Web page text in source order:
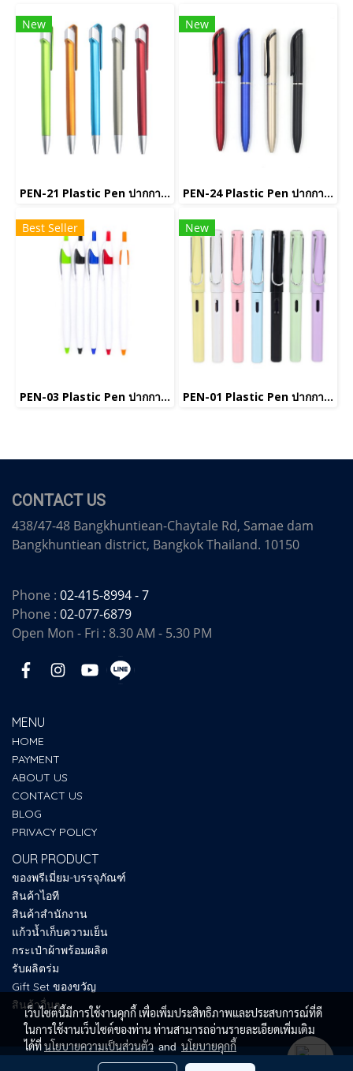
New
PEN-21 Plastic Pen ปากกาพลาสติก(copy)(copy)
New
PEN-24 Plastic Pen ปากกาพลาสติก(copy)(copy)
Best Seller
PEN-03 Plastic Pen ปากกาพลาสติก
New
PEN-01 Plastic Pen ปากกาพลาสติก(copy)(copy)
CONTACT US
438/47-48 Bangkhuntiean-Chaytale Rd, Samae dam
Bangkhuntiean district, Bangkok Thailand. 10150
Phone : 02-415-8994 - 7
Phone : 02-077-6879
Open Mon - Fri : 8.30 AM - 5.30 PM
MENU
HOME
PAYMENT
ABOUT US
CONTACT US
BLOG
PRIVACY POLICY
OUR PRODUCT
ของพรีเมี่ยม-บรรจุภัณฑ์
สินค้าไอที
สินค้าสำนักงาน
แก้วน้ำเก็บความเย็น
กระเป๋าผ้าพร้อมผลิต
รับผลิตร่ม
Gift Set ของขวัญ
สินค้าอื่นๆ
Copy right by SUM UP PREMIUM 2025
เว็บไซต์นี้มีการใช้งานคุกกี้ เพื่อเพิ่มประสิทธิภาพและประสบการณ์ที่ดี
ในการใช้งานเว็บไซต์ของท่าน ท่านสามารถอ่านรายละเอียดเพิ่มเติม
ได้ที่นโยบายความเป็นส่วนตัว and นโยบายคุกกี้